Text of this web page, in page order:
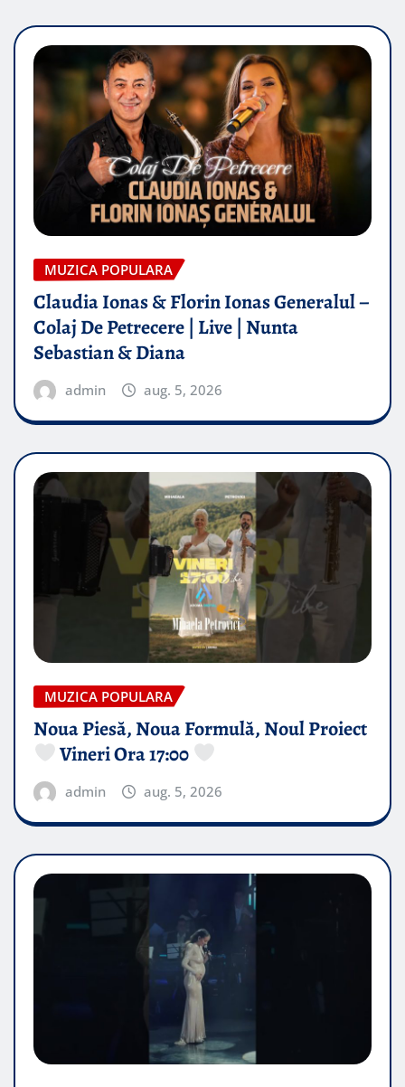
MUZICA POPULARA
Claudia Ionas & Florin Ionas Generalul –
Colaj De Petrecere | Live | Nunta
Sebastian & Diana
admin aug. 5, 2026
MUZICA POPULARA
Noua Piesă, Noua Formulă, Noul Proiect
Vineri Ora 17:00
admin aug. 5, 2026